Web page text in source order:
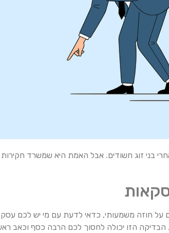
בני זוג חשודים. אבל האמת היא שמשרד חקירות
על חוזה משמעותי, כדאי לדעת עם מי יש לכם
הבדיקה הזו יכולה לחסוך לכם הרבה כסף וכאב